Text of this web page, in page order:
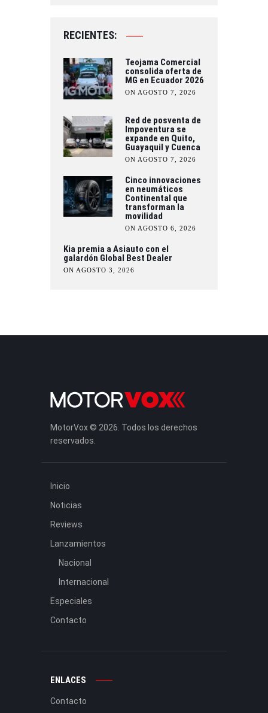
RECIENTES:
Teojama Comercial
consolida oferta de
MG en Ecuador 2026
ON AGOSTO 7, 2026
Red de posventa de
Impoventura se
expande en Quito,
Guayaquil y Cuenca
ON AGOSTO 7, 2026
Cinco innovaciones
en neumáticos
Continental que
transforman la
movilidad
ON AGOSTO 6, 2026
Kia premia a Asiauto con el
galardón Global Best Dealer
ON AGOSTO 3, 2026
MotorVox © 2026. Todos los derechos
reservados.
Inicio
Noticias
Reviews
Lanzamientos
Nacional
Internacional
Especiales
Contacto
ENLACES
Contacto